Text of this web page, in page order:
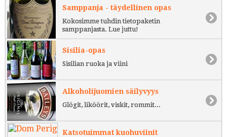
Samppanja - täydellinen opas
Kokosimme tuhdin tietopaketin
samppanjasta. Lue juttu!
Sisilia-opas
Sisilian ruoka ja viini
Alkoholijuomien säilyvyys
Glögit, liköörit, viskit, rommit...
Katsotuimmat kuohuviinit